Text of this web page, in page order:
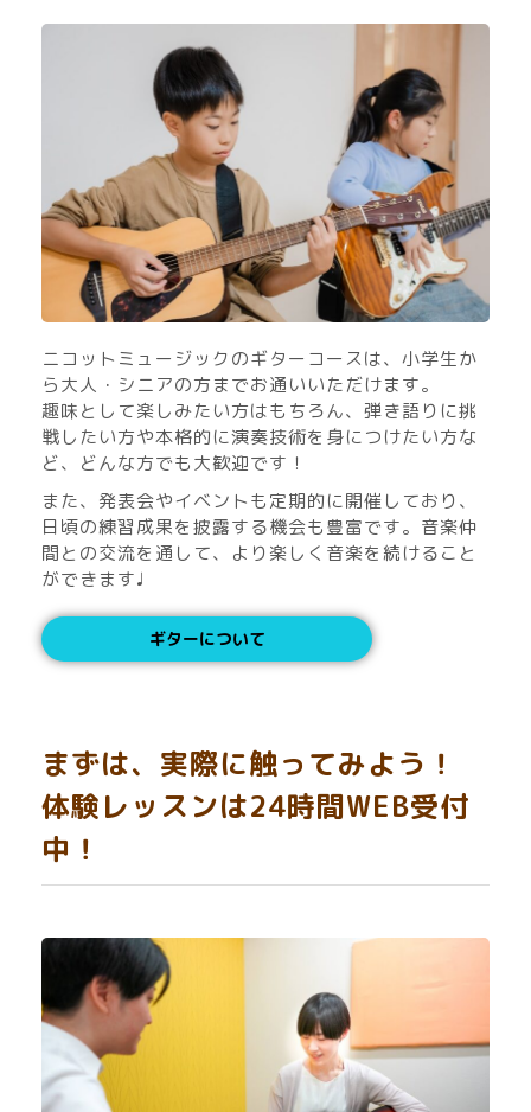
ニコットミュージックのギターコースは、小学生か
ら大人・シニアの方までお通いいただけます。
趣味として楽しみたい方はもちろん、弾き語りに挑
戦したい方や本格的に演奏技術を身につけたい方な
ど、どんな方でも大歓迎です！
また、発表会やイベントも定期的に開催しており、
日頃の練習成果を披露する機会も豊富です。音楽仲
間との交流を通して、より楽しく音楽を続けること
ができます♩
ギターについて
まずは、実際に触ってみよう！
体験レッスンは24時間WEB受付
中！